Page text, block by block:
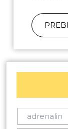
adrenalin